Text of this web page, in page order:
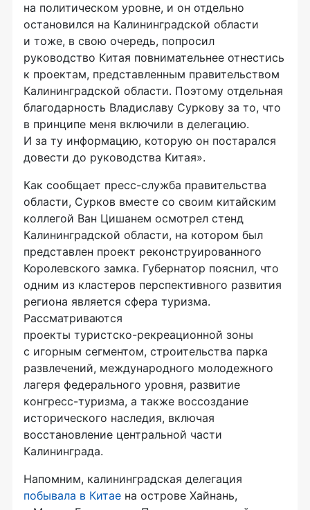
на политическом уровне, и он отдельно
остановился на Калининградской области
и тоже, в свою очередь, попросил
руководство Китая повнимательнее отнестись
к проектам, представленным правительством
Калининградской области. Поэтому отдельная
благодарность Владиславу Суркову за то, что
в принципе меня включили в делегацию.
И за ту информацию, которую он постарался
довести до руководства Китая».
Как сообщает пресс-служба правительства
области, Сурков вместе со своим китайским
коллегой Ван Цишанем осмотрел стенд
Калининградской области, на котором был
представлен проект реконструированного
Королевского замка. Губернатор пояснил, что
одним из кластеров перспективного развития
региона является сфера туризма.
Рассматриваются
проекты туристско-рекреационной зоны
с игорным сегментом, строительства парка
развлечений, международного молодежного
лагеря федерального уровня, развитие
конгресс-туризма, а также воссоздание
исторического наследия, включая
восстановление центральной части
Калининграда.
Напомним, калининградская делегация
побывала в Китае на острове Хайнань,